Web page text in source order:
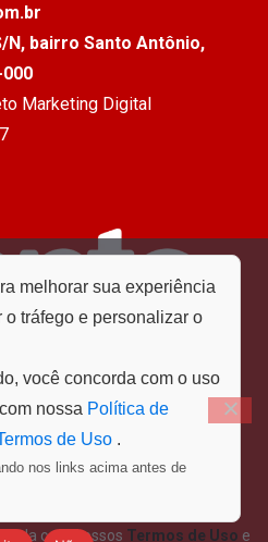
melhorar sua experiência
tráfego e personalizar o
você concorda com o uso
nossa Política de
de Uso .
nos links acima antes de
N, bairro Santo Antônio,
Marketing Digital
com nossos Termos de Uso e